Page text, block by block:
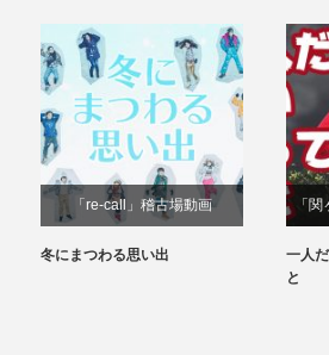
「re-call」稽古場動画
冬にまつわる思い出
「
一人
と